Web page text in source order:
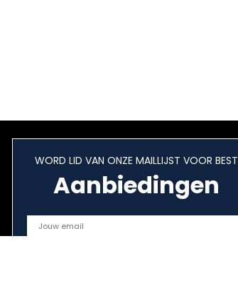
WORD LID VAN ONZE MAILLIJST VOOR BEST
Aanbiedingen